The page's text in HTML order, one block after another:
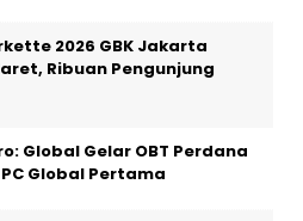
2026 GBK Jakarta
Ribuan Pengunjung
Global Gelar OBT Perdana
Global Pertama